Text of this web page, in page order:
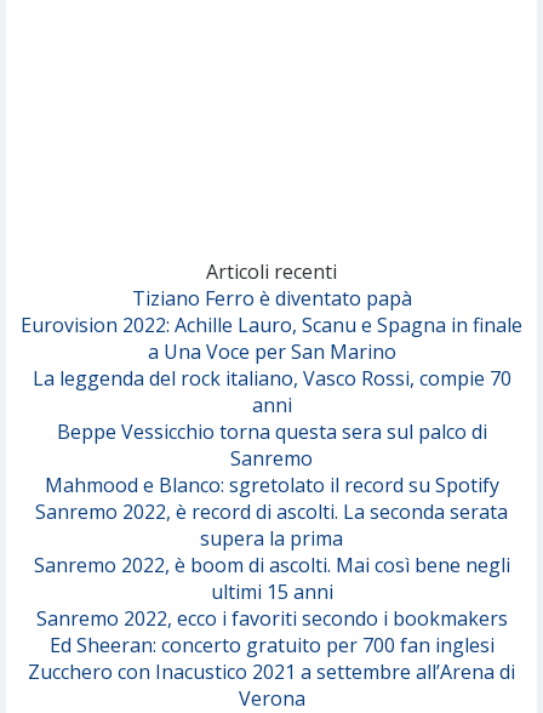
Serenamente
Articoli recenti
Tiziano Ferro è diventato papà
Eurovision 2022: Achille Lauro, Scanu e Spagna in finale
a Una Voce per San Marino
La leggenda del rock italiano, Vasco Rossi, compie 70
anni
Beppe Vessicchio torna questa sera sul palco di
Sanremo
Mahmood e Blanco: sgretolato il record su Spotify
Sanremo 2022, è record di ascolti. La seconda serata
supera la prima
Sanremo 2022, è boom di ascolti. Mai così bene negli
ultimi 15 anni
Sanremo 2022, ecco i favoriti secondo i bookmakers
Ed Sheeran: concerto gratuito per 700 fan inglesi
Zucchero con Inacustico 2021 a settembre all’Arena di
Verona